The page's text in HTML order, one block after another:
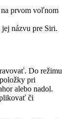
na prvom voľnom
názvu pre Siri.
Do režimu
pri
alebo nadol.
či